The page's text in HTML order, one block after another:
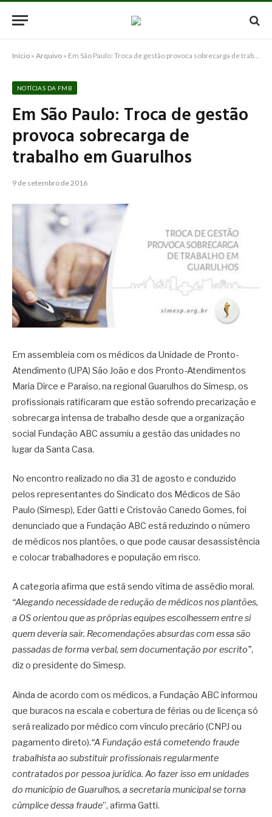
Início » Arquivo » Em São Paulo: Troca de gestão provoca sobrecarga de trabalho em Guarulhos
NOTÍCIAS DA FMB
Em São Paulo: Troca de gestão
provoca sobrecarga de
trabalho em Guarulhos
9 de setembro de 2016
Em assembleia com os médicos da Unidade de Pronto-
Atendimento (UPA) São João e dos Pronto-Atendimentos
Maria Dirce e Paraíso, na regional Guarulhos do Simesp, os
profissionais ratificaram que estão sofrendo precarização e
sobrecarga intensa de trabalho desde que a organização
social Fundação ABC assumiu a gestão das unidades no
lugar da Santa Casa.
No encontro realizado no dia 31 de agosto e conduzido
pelos representantes do Sindicato dos Médicos de São
Paulo (Simesp), Eder Gatti e Cristovão Canedo Gomes, foi
denunciado que a Fundação ABC está reduzindo o número
de médicos nos plantões, o que pode causar desassistência
e colocar trabalhadores e população em risco.
A categoria afirma que está sendo vítima de assédio moral.
“Alegando necessidade de redução de médicos nos plantões,
a OS orientou que as próprias equipes escolhessem entre si
quem deveria sair. Recomendações absurdas com essa são
passadas de forma verbal, sem documentação por escrito”,
diz o presidente do Simesp.
Ainda de acordo com os médicos, a Fundação ABC informou
que buracos na escala e cobertura de férias ou de licença só
será realizado por médico com vínculo precário (CNPJ ou
pagamento direto).“A Fundação está cometendo fraude
trabalhista ao substituir profissionais regularmente
contratados por pessoa jurídica. Ao fazer isso em unidades
do município de Guarulhos, a secretaria municipal se torna
cúmplice dessa fraude”, afirma Gatti.